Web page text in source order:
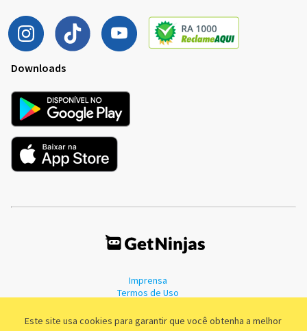
Este site usa cookies para garantir que você obtenha a melhor
Downloads
Imprensa
Termos de Uso